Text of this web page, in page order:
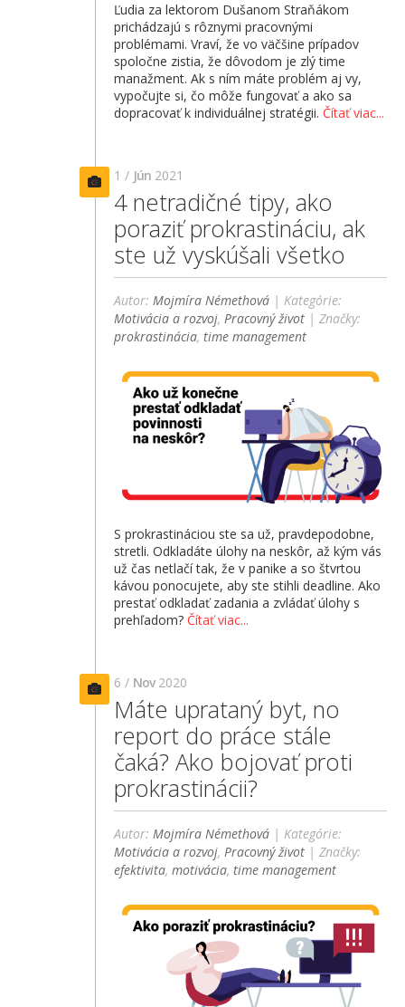
Ľudia za lektorom Dušanom Straňákom
prichádzajú s rôznymi pracovnými
problémami. Vraví, že vo väčšine prípadov
spoločne zistia, že dôvodom je zlý time
manažment. Ak s ním máte problém aj vy,
vypočujte si, čo môže fungovať a ako sa
dopracovať k individuálnej stratégii. Čítať viac...
1 / Jún 2021
4 netradičné tipy, ako
poraziť prokrastináciu, ak
ste už vyskúšali všetko
Autor:Mojmíra Némethová | Kategórie:
Motivácia a rozvoj,Pracovný život | Značky:
prokrastinácia,time management
S prokrastináciou ste sa už, pravdepodobne,
stretli. Odkladáte úlohy na neskôr, až kým vás
už čas netlačí tak, že v panike a so štvrtou
kávou ponocujete, aby ste stihli deadline. Ako
prestať odkladať zadania a zvládať úlohy s
prehľadom? Čítať viac...
6 / Nov 2020
Máte uprataný byt, no
report do práce stále
čaká? Ako bojovať proti
prokrastinácii?
Autor:Mojmíra Némethová | Kategórie:
Motivácia a rozvoj,Pracovný život | Značky:
efektivita,motivácia,time management